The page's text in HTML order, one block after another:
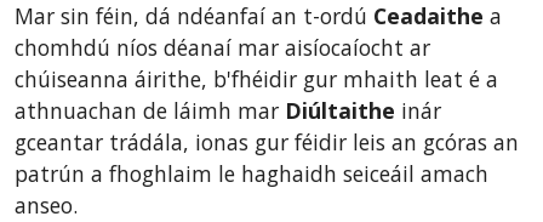
Mar sin féin, dá ndéanfaí an t-ordú Ceadaithe a
chomhdú níos déanaí mar aisíocaíocht ar
chúiseanna áirithe, b'fhéidir gur mhaith leat é a
athnuachan de láimh mar Diúltaithe inár
gceantar trádála, ionas gur féidir leis an gcóras an
patrún a fhoghlaim le haghaidh seiceáil amach
anseo.